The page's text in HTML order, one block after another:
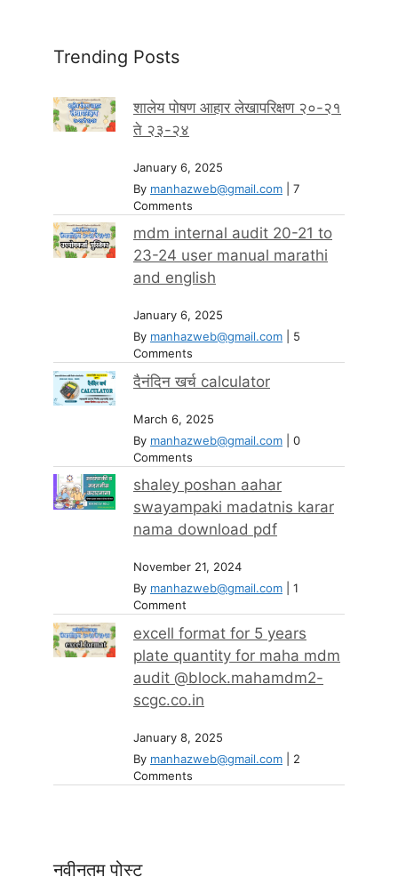
Trending Posts
शालेय पोषण आहार लेखापरिक्षण २०-२१
ते २३-२४
January 6, 2025
By manhazweb@gmail.com
7
Comments
mdm internal audit 20-21 to
23-24 user manual marathi
and english
January 6, 2025
By manhazweb@gmail.com
5
Comments
दैनंदिन खर्च calculator
March 6, 2025
By manhazweb@gmail.com
0
Comments
shaley poshan aahar
swayampaki madatnis karar
nama download pdf
November 21, 2024
By manhazweb@gmail.com
1
Comment
excell format for 5 years
plate quantity for maha mdm
audit @block.mahamdm2-
scgc.co.in
January 8, 2025
By manhazweb@gmail.com
2
Comments
नवीनतम पोस्ट